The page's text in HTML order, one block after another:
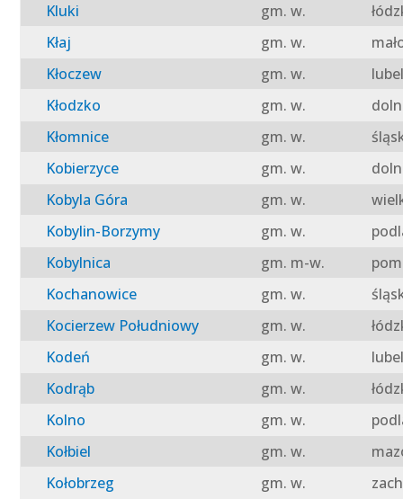
Kluki
gm. w.
Kłaj
gm. w.
Kłoczew
gm. w.
Kłodzko
gm. w.
Kłomnice
gm. w.
Kobierzyce
gm. w.
Kobyla Góra
gm. w.
Kobylin-Borzymy
gm. w.
Kobylnica
gm. m-w.
Kochanowice
gm. w.
Kocierzew Południowy
gm. w.
Kodeń
gm. w.
Kodrąb
gm. w.
Kolno
gm. w.
Kołbiel
gm. w.
Kołobrzeg
gm. w.